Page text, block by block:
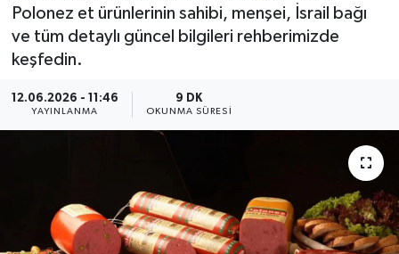
Polonez et ürünlerinin sahibi, menşei, İsrail bağı
ve tüm detaylı güncel bilgileri rehberimizde
keşfedin.
12.06.2026 - 11:46
YAYINLANMA
9 DK
OKUNMA SÜRESI
Magazin
Ekonomi
Spor
Resmi Reklamlar
Tüm Manşetler
Son Dakika Haberleri
Haber Arşivi